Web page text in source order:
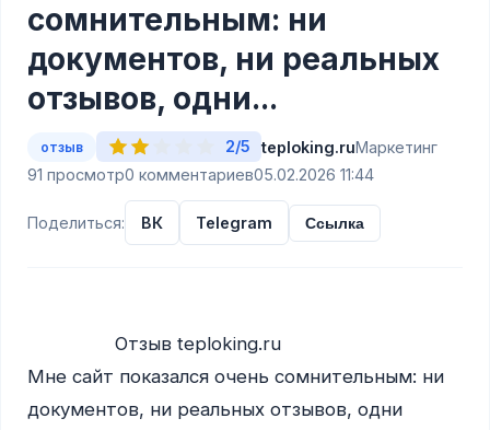
сомнительным: ни
документов, ни реальных
отзывов, одни...
отзыв 2/5 teploking.ruМаркетинг
91 просмотр0 комментариев05.02.2026 11:44
Поделиться: ВК Telegram Ссылка
Мне сайт показался очень сомнительным: ни
документов, ни реальных отзывов, одни